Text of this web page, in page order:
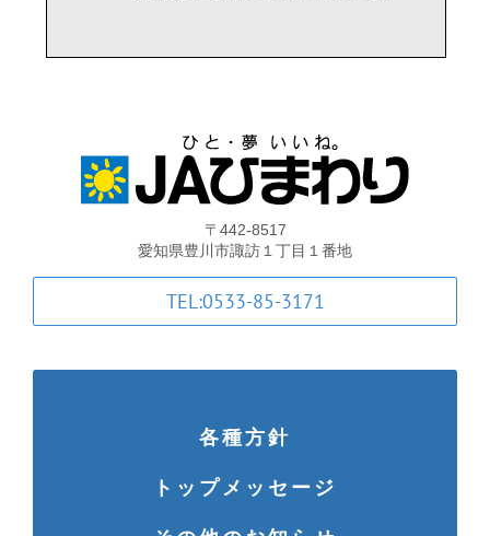
支店・ATM一覧
ATM稼動時間一覧
各種手数料一覧
JA共済のご案内
JA共済 自動車事故相談連絡
金融商品勧誘方針・基本方針等
〒442-8517
愛知県豊川市諏訪１丁目１番地
TEL:0533-85-3171
各種方針
トップメッセージ